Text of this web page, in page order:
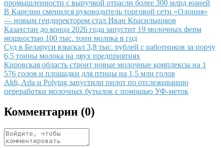
промышленности с выручкой отрасли более 300 млрд юаней
Иллюстрация новости
В Карелии сменился руководитель торговой сети «Олония»
— новым гендиректором стал Иван Красильников
Иллюстрация новости
Казахстан до конца 2026 года запустит 19 молочных ферм
мощностью 100 тыс. тонн молока в год
Иллюстрация новости
Суд в Беларуси взыскал 3,8 тыс. рублей с работников за порчу
6,5 тонны молока на двух предприятиях
Иллюстрация новости
Кировская область строит новые молочные комплексы на 1
576 голов и площадки для птицы на 1,5 млн голов
Иллюстрация новости
Aldi, Arla и Polytag запустили пилот по отслеживанию
переработки молочных бутылок с помощью УФ-меток
Комментарии (0)